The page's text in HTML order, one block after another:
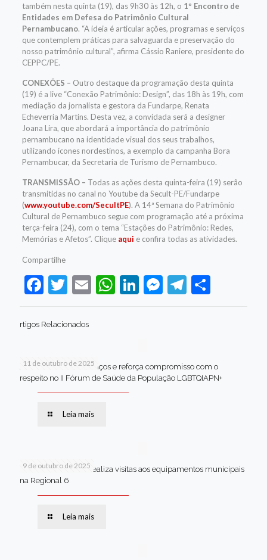
também nesta quinta (19), das 9h30 às 12h, o 1º Encontro de
Entidades em Defesa do Patrimônio Cultural
Pernambucano. “A ideia é articular ações, programas e serviços
que contemplem práticas para salvaguarda e preservação do
nosso patrimônio cultural”, afirma Cássio Raniere, presidente do
CEPPC/PE.
CONEXÕES – Outro destaque da programação desta quinta
(19) é a live “Conexão Patrimônio: Design”, das 18h às 19h, com
mediação da jornalista e gestora da Fundarpe, Renata
Echeverria Martins. Desta vez, a convidada será a designer
Joana Lira, que abordará a importância do patrimônio
pernambucano na identidade visual dos seus trabalhos,
utilizando ícones nordestinos, a exemplo da campanha Bora
Pernambucar, da Secretaria de Turismo de Pernambuco.
TRANSMISSÃO – Todas as ações desta quinta-feira (19) serão
transmitidas no canal no Youtube da Secult-PE/Fundarpe
(www.youtube.com/SecultPE). A 14ª Semana do Patrimônio
Cultural de Pernambuco segue com programação até a próxima
terça-feira (24), com o tema “Estações do Patrimônio: Redes,
Memórias e Afetos”. Clique aqui e confira todas as atividades.
Compartilhe
Facebook
Twitter
EmailWhatsApp
LinkedIn
Messenger
Telegram
Share
rtigos Relacionados
11 de outubro de 2025
Jaboatão celebra avanços e reforça compromisso com o
respeito no II Fórum de Saúde da População LGBTQIAPN+
Leia mais
9 de outubro de 2025
Van dos secretários realiza visitas aos equipamentos municipais
na Regional 6
Leia mais